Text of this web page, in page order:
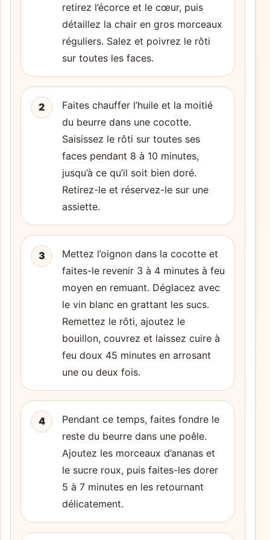
retirez l’écorce et le cœur, puis
détaillez la chair en gros morceaux
réguliers. Salez et poivrez le rôti
sur toutes les faces.
2
Faites chauffer l’huile et la moitié
du beurre dans une cocotte.
Saisissez le rôti sur toutes ses
faces pendant 8 à 10 minutes,
jusqu’à ce qu’il soit bien doré.
Retirez-le et réservez-le sur une
assiette.
3
Mettez l’oignon dans la cocotte et
faites-le revenir 3 à 4 minutes à feu
moyen en remuant. Déglacez avec
le vin blanc en grattant les sucs.
Remettez le rôti, ajoutez le
bouillon, couvrez et laissez cuire à
feu doux 45 minutes en arrosant
une ou deux fois.
4
Pendant ce temps, faites fondre le
reste du beurre dans une poêle.
Ajoutez les morceaux d’ananas et
le sucre roux, puis faites-les dorer
5 à 7 minutes en les retournant
délicatement.